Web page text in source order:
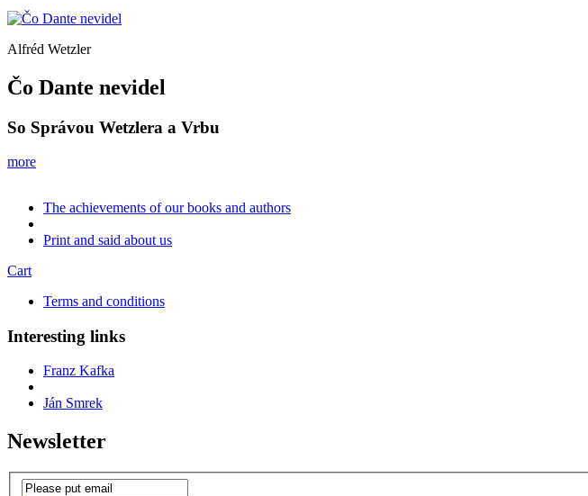
Alfréd Wetzler
Čo Dante nevidel
So Správou Wetzlera a Vrbu
more
The achievements of our books and authors
Print and said about us
Cart
Terms and conditions
Interesting links
Franz Kafka
Ján Smrek
Newsletter